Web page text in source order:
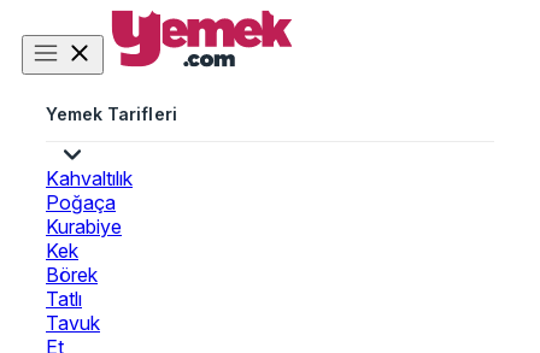
Yemek Tarifleri
Kahvaltılık
Poğaça
Kurabiye
Kek
Börek
Tatlı
Tavuk
Et